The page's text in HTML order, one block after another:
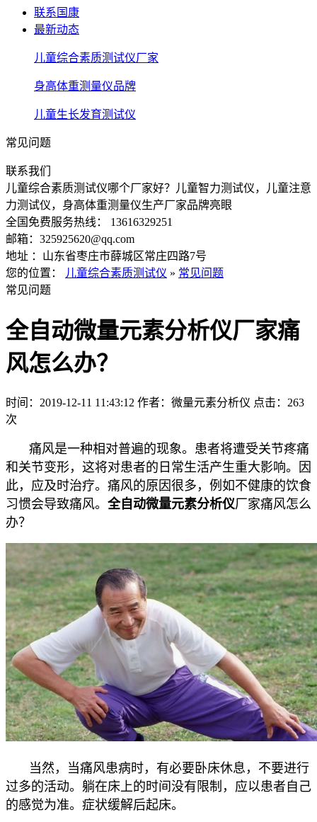
联系国康
最新动态
儿童综合素质测试仪厂家
身高体重测量仪品牌
儿童生长发育测试仪
常见问题
联系我们
儿童综合素质测试仪哪个厂家好？儿童智力测试仪，儿童注意
力测试仪，身高体重测量仪生产厂家品牌亮眼
全国免费服务热线： 13616329251
邮箱：325925620@qq.com
地址 ：山东省枣庄市薛城区常庄四路7号
您的位置：
儿童综合素质测试仪 » 常见问题
常见问题
全自动微量元素分析仪厂家痛
风怎么办？
时间：2019-12-11 11:43:12 作者：微量元素分析仪 点击： 263
次
痛风是一种相对普遍的现象。患者将遭受关节疼痛
和关节变形，这将对患者的日常生活产生重大影响。因
此，应及时治疗。痛风的原因很多，例如不健康的饮食
习惯会导致痛风。 全自动微量元素分析仪厂家痛风怎么
办？
当然，当痛风患病时，有必要卧床休息，不要进行
过多的活动。躺在床上的时间没有限制，应以患者自己
的感觉为准。症状缓解后起床。